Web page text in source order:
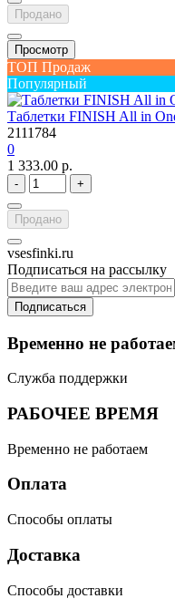
Продано
Просмотр
ТОП Продаж
Популярный
Таблетки FINISH All in
2111784
0
1 333.00 р.
- +
Продано
vsesfinki.ru
Подписаться на рассылку
Подписаться
Временно не
Служба поддержки
РАБОЧЕЕ ВРЕМЯ
Временно не работаем
Оплата
Способы оплаты
Доставка
Способы доставки